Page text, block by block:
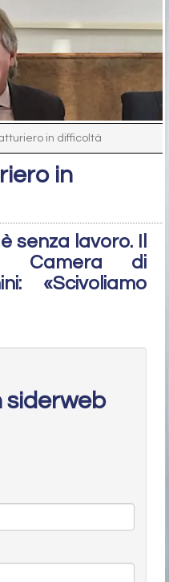
in difficoltà
in
senza lavoro. Il
Camera di
«Scivoliamo
siderweb